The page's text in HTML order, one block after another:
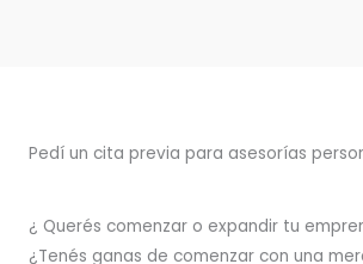
Pedí un cita previa para asesorías
¿ Querés comenzar o expandir tu
¿Tenés ganas de comenzar con una